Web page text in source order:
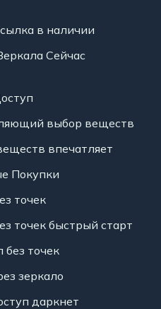
в наличии
Сейчас
выбор веществ
впечатляет
Покупки
точек
точек быстрый старт
без точек
зеркало
даркнет